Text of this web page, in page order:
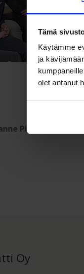
Tämä
Käytämme
ja
olet antanut
Pirinen, Esko
Oy